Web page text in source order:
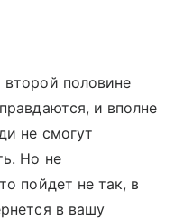
половине
и вполне
не смогут
Но не
пойдет не так, в
в вашу